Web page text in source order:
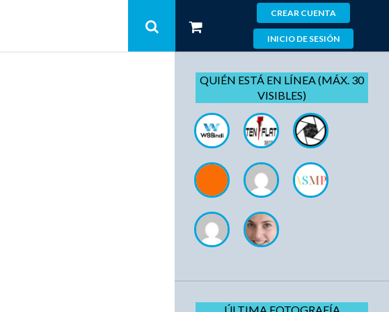
CREAR CUENTA
INICIO DE SESIÓN
QUIÉN ESTÁ EN LÍNEA (MÁX. 30
VISIBLES)